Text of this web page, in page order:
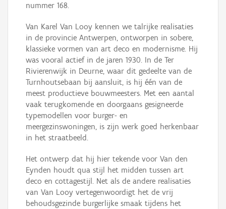
nummer 168.
Van Karel Van Looy kennen we talrijke realisaties
in de provincie Antwerpen, ontworpen in sobere,
klassieke vormen van art deco en modernisme. Hij
was vooral actief in de jaren 1930. In de Ter
Rivierenwijk in Deurne, waar dit gedeelte van de
Turnhoutsebaan bij aansluit, is hij één van de
meest productieve bouwmeesters. Met een aantal
vaak terugkomende en doorgaans gesigneerde
typemodellen voor burger- en
meergezinswoningen, is zijn werk goed herkenbaar
in het straatbeeld.
Het ontwerp dat hij hier tekende voor Van den
Eynden houdt qua stijl het midden tussen art
deco en cottagestijl. Net als de andere realisaties
van Van Looy vertegenwoordigt het de vrij
behoudsgezinde burgerlijke smaak tijdens het